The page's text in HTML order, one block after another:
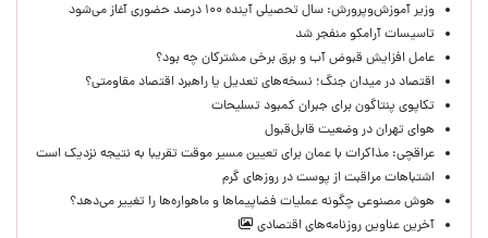
وزیر آموزش‌وپرورش: سال تحصیلی آینده ۱۰۰ درصد حضوری آغاز می‌شود
تاسیسات آرامکو منفجر شد
عامل افزایش قبوض آب و برق برخی مشترکان چه بود؟
اقتصاد در میدان جنگ؛ نسخه‌های تعدیل یا راهبرد اقتصاد مقاومتی؟
تکاپوی پنتاگون برای جبران کمبود تسلیحات
هوای تهران در وضعیت قابل‌قبول
عراقچی: مذاکرات با عمان برای تعیین مسیر موقت تقریبا به نتیجه نزدیک است
اشتباهات مراقبت از پوست در روزهای گرم
هوش مصنوعی چگونه عملیات فضاپیماها و ماهواره‌ها را تغییر می‌دهد؟
آخرین عناوین روزنامه‌های اقتصادی